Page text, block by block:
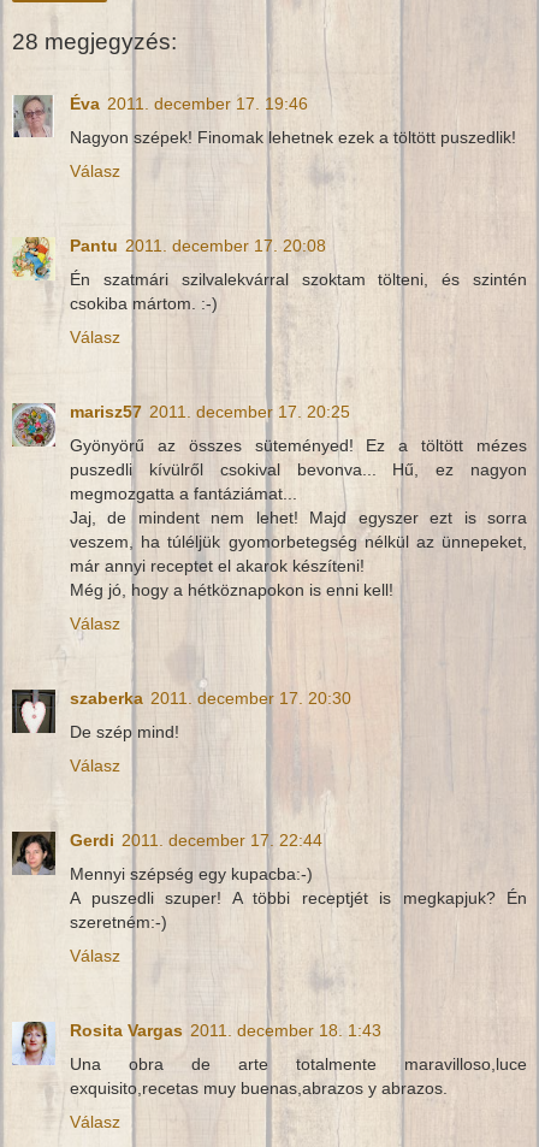
28 megjegyzés:
Éva 2011. december 17. 19:46
Nagyon szépek! Finomak lehetnek ezek a töltött puszedlik!
Válasz
Pantu 2011. december 17. 20:08
Én szatmári szilvalekvárral szoktam tölteni, és szintén
csokiba mártom. :-)
Válasz
marisz57 2011. december 17. 20:25
Gyönyörű az összes süteményed! Ez a töltött mézes
puszedli kívülről csokival bevonva... Hű, ez nagyon
megmozgatta a fantáziámat...
Jaj, de mindent nem lehet! Majd egyszer ezt is sorra
veszem, ha túléljük gyomorbetegség nélkül az ünnepeket,
már annyi receptet el akarok készíteni!
Még jó, hogy a hétköznapokon is enni kell!
Válasz
szaberka 2011. december 17. 20:30
De szép mind!
Válasz
Gerdi 2011. december 17. 22:44
Mennyi szépség egy kupacba:-)
A puszedli szuper! A többi receptjét is megkapjuk? Én
szeretném:-)
Válasz
Rosita Vargas 2011. december 18. 1:43
Una obra de arte totalmente maravilloso,luce
exquisito,recetas muy buenas,abrazos y abrazos.
Válasz